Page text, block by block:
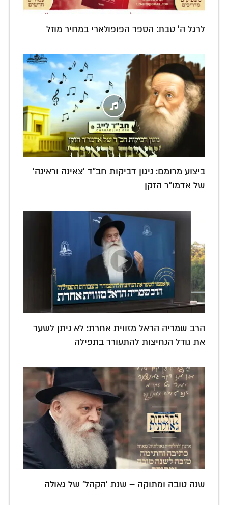
לרגל ה' טבת: הספר הפופולארי במחיר מוזל
ביצוע מרומם: ניגון דביקות חב"ד 'צאינה וראינה'
של אדמו"ר הזקן
הרב שמריה הראל מזווית אחרת: לא ניתן לשער
את גודל הנחיצות להתעורר בתפילה
שנה טובה ומתוקה – שנת 'הקהל' של גאולה